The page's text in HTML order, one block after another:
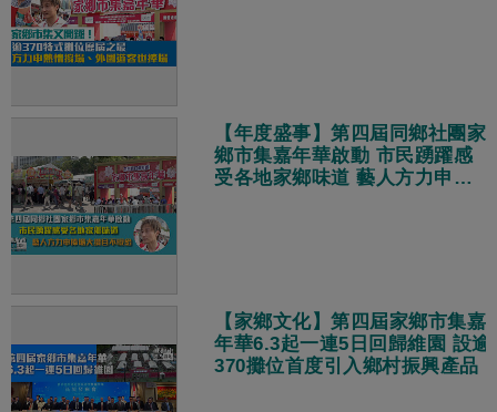
【年度盛事】第四屆同鄉社團家
鄉市集嘉年華啟動 市民踴躍感
受各地家鄉味道 藝人方力申捧
【家鄉文化】第四屆家鄉市集嘉
年華6.3起一連5日回歸維園 設逾
370攤位首度引入鄉村振興產品